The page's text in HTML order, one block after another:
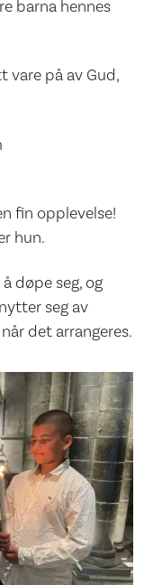
barna hennes
vare på av Gud,
fin opplevelse!
hun.
døpe seg, og
seg av
det arrangeres.